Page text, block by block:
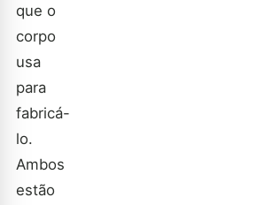
que o
corpo
usa
para
fabricá-
lo.
Ambos
estão